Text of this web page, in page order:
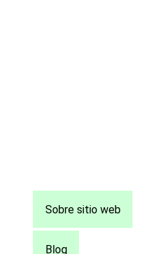
página
Sobre sitio web
Blog